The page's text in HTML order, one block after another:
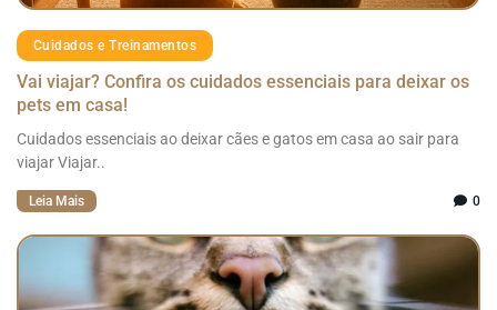
Cuidados e Treinamentos
Vai viajar? Confira os cuidados essenciais para deixar os
pets em casa!
Cuidados essenciais ao deixar cães e gatos em casa ao sair para
viajar Viajar..
Leia Mais 0